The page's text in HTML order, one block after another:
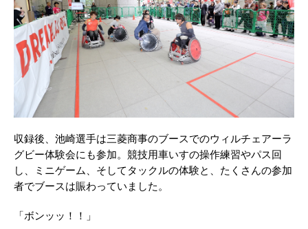
収録後、池崎選手は三菱商事のブースでのウィルチェアーラ
グビー体験会にも参加。競技用車いすの操作練習やパス回
し、ミニゲーム、そしてタックルの体験と、たくさんの参加
者でブースは賑わっていました。
「ボンッッ！！」